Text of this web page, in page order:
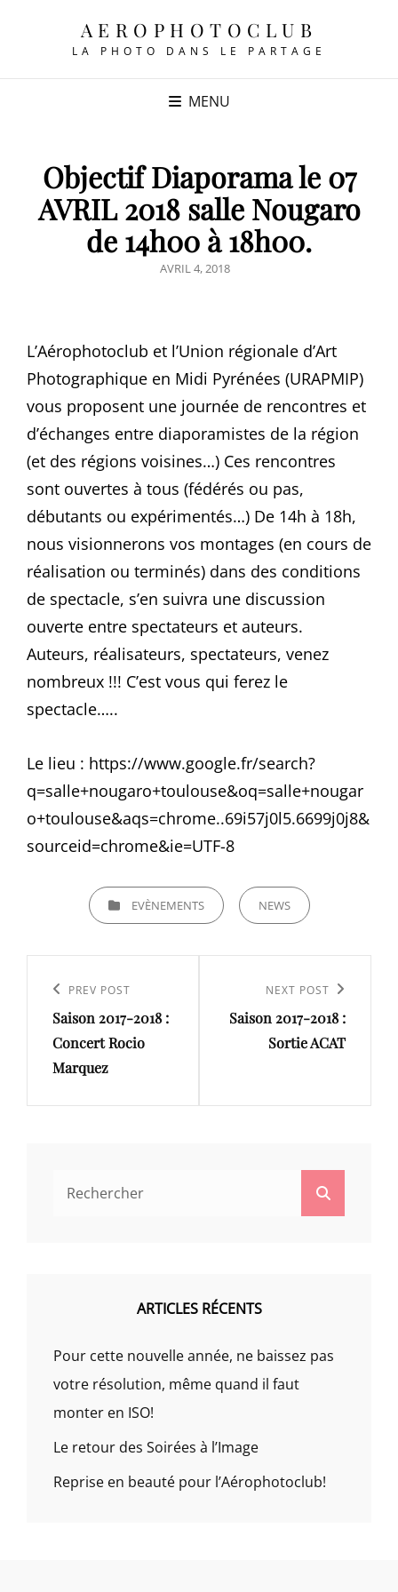
AEROPHOTOCLUB
LA PHOTO DANS LE PARTAGE
MENU
Objectif Diaporama le 07
AVRIL 2018 salle Nougaro
de 14h00 à 18h00.
POSTED
AVRIL 4, 2018
L’Aérophotoclub et l’Union régionale d’Art
Photographique en Midi Pyrénées (URAPMIP)
vous proposent une journée de rencontres et
d’échanges entre diaporamistes de la région
(et des régions voisines…) Ces rencontres
sont ouvertes à tous (fédérés ou pas,
débutants ou expérimentés…) De 14h à 18h,
nous visionnerons vos montages (en cours de
réalisation ou terminés) dans des conditions
de spectacle, s’en suivra une discussion
ouverte entre spectateurs et auteurs.
Auteurs, réalisateurs, spectateurs, venez
nombreux !!! C’est vous qui ferez le
spectacle…..
Le lieu : https://www.google.fr/search?
q=salle+nougaro+toulouse&oq=salle+nougar
o+toulouse&aqs=chrome..69i57j0l5.6699j0j8&
sourceid=chrome&ie=UTF-8
CATEGORIESEVÈNEMENTS NEWS
l’article
Previous
Post
PREV POST
Saison 2017-2018 :
Concert Rocio
Marquez
Post
NEXT POST
Saison 2017-2018 :
Sortie ACAT
ARTICLES RÉCENTS
Pour cette nouvelle année, ne baissez pas
votre résolution, même quand il faut
monter en ISO!
Le retour des Soirées à l’Image
Reprise en beauté pour l’Aérophotoclub!